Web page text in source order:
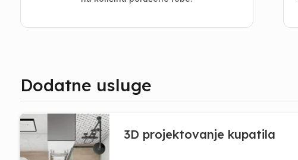
Dodatne usluge
3D projektovanje kupatila